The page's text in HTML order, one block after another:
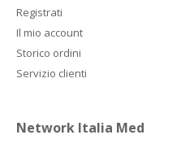
Registrati
Il mio account
Storico ordini
Servizio clienti
Network Italia Med